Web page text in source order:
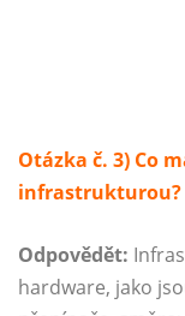
Otázka č. 3) Co
infrastrukturou?
Odpovědět:
hardware, jako